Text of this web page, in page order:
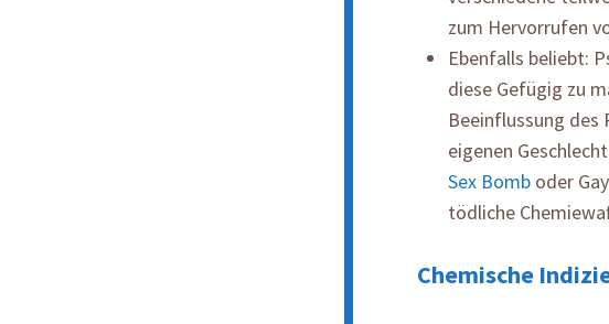
zum Hervorrufen
Ebenfalls beliebt:
diese Gefügig zu
Beeinflussung des
eigenen
Sex Bomb oder
tödliche
Chemische